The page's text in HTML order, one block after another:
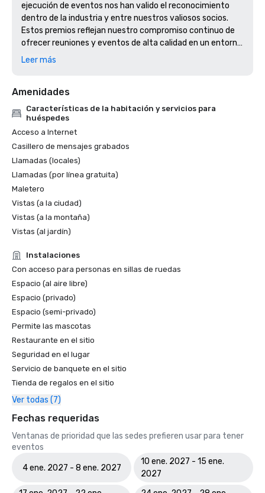
ejecución de eventos nos han valido el reconocimiento
dentro de la industria y entre nuestros valiosos socios.
Estos premios reflejan nuestro compromiso continuo de
ofrecer reuniones y eventos de alta calidad en un entorno
acogedor e inspirador en el corazón de Marín.
Leer más
Amenidades
Características de la habitación y servicios para
huéspedes
Acceso a Internet
Casillero de mensajes grabados
Llamadas (locales)
Llamadas (por línea gratuita)
Maletero
Vistas (a la ciudad)
Vistas (a la montaña)
Vistas (al jardín)
Instalaciones
Con acceso para personas en sillas de ruedas
Espacio (al aire libre)
Espacio (privado)
Espacio (semi-privado)
Permite las mascotas
Restaurante en el sitio
Seguridad en el lugar
Servicio de banquete en el sitio
Tienda de regalos en el sitio
Ver todas (7)
Fechas requeridas
Ventanas de prioridad que las sedes prefieren usar para tener
eventos
4 ene. 2027 - 8 ene. 2027
10 ene. 2027 - 15 ene.
2027